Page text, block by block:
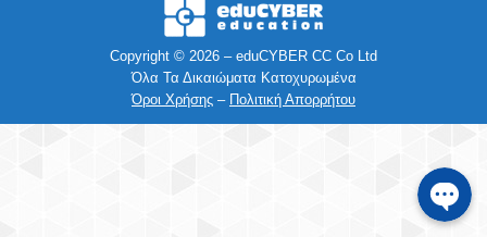
Copyright © 2026 – eduCYBER CC Co Ltd
Όλα Τα Δικαιώματα Κατοχυρωμένα
Όροι Χρήσης – Πολιτική Απορρήτου